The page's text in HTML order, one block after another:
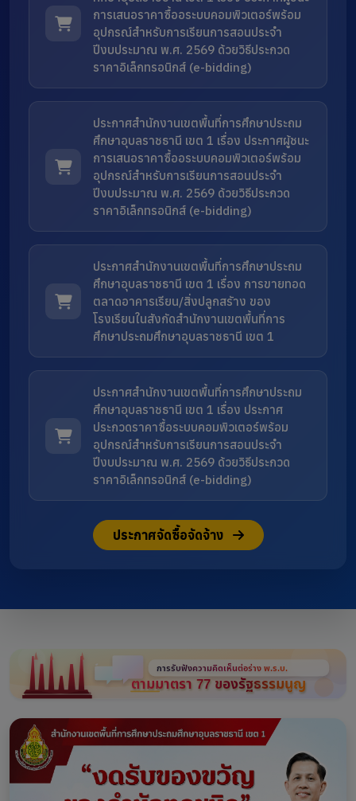
การเสนอราคาซื้ออระบบคอมพิวเตอร์พร้อม
อุปกรณ์สำหรับการเรียนการสอนประจำ
ปีงบประมาณ พ.ศ. 2569 ด้วยวิธีประกวด
ราคาอิเล็กทรอนิกส์ (e-bidding)
ประกาศสำนักงานเขตพื้นที่การศึกษาประถม
ศึกษาอุบลราชธานี เขต 1 เรื่อง ประกาศผู้ชนะ
การเสนอราคาซื้ออระบบคอมพิวเตอร์พร้อม
อุปกรณ์สำหรับการเรียนการสอนประจำ
ปีงบประมาณ พ.ศ. 2569 ด้วยวิธีประกวด
ราคาอิเล็กทรอนิกส์ (e-bidding)
ประกาศสำนักงานเขตพื้นที่การศึกษาประถม
ศึกษาอุบลราชธานี เขต 1 เรื่อง การขายทอด
ตลาดอาคารเรียน/สิ่งปลูกสรัาง ของ
โรงเรียนในสังกัดสำนักงานเขตพื้นที่การ
ศึกษาประถมศึกษาอุบลราชธานี เขต 1
ประกาศสำนักงานเขตพื้นที่การศึกษาประถม
ศึกษาอุบลราชธานี เขต 1 เรื่อง ประกาศ
ประกวดราคาซื้อระบบคอมพิวเตอร์พร้อม
อุปกรณ์สำหรับการเรียนการสอนประจำ
ปีงบประมาณ พ.ศ. 2569 ด้วยวิธีประกวด
ราคาอิเล็กทรอนิกส์ (e-bidding)
ประกาศจัดซื้อจัดจ้าง